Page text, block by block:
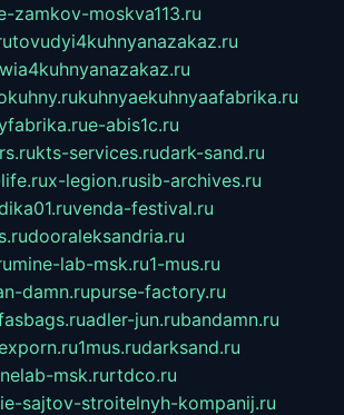
zamkov-moskva113.ru
tovudyi4kuhnyanazakaz.ru
kuhnyaekuhnyaafabrika.ru
e-abis1c.ru
kts-services.rudark-sand.ru
x-legion.rusib-archives.ru
venda-festival.ru
dooraleksandria.ru
mine-lab-msk.ru1-mus.ru
damn.rupurse-factory.ru
adler-jun.rubandamn.ru
1mus.rudarksand.ru
msk.rurtdco.ru
sajtov-stroitelnyh-kompanij.ru